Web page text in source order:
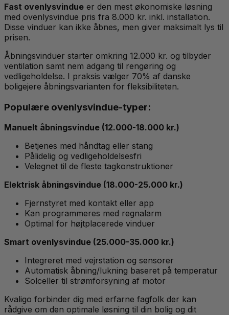
Fast ovenlysvindue er den mest økonomiske løsning
med ovenlysvindue pris fra 8.000 kr. inkl. installation.
Disse vinduer kan ikke åbnes, men giver maksimalt lys til
prisen.
Åbningsvinduer starter omkring 12.000 kr. og tilbyder
ventilation samt nem adgang til rengøring og
vedligeholdelse. I praksis vælger 70% af danske
boligejere åbningsvarianten for fleksibiliteten.
Populære ovenlysvindue-typer:
Manuelt åbningsvindue (12.000-18.000 kr.)
Betjenes med håndtag eller stang
Pålidelig og vedligeholdelsesfri
Velegnet til de fleste tagkonstruktioner
Elektrisk åbningsvindue (18.000-25.000 kr.)
Fjernstyret med kontakt eller app
Kan programmeres med regnalarm
Optimal for højtplacerede vinduer
Smart ovenlysvindue (25.000-35.000 kr.)
Integreret med vejrstation og sensorer
Automatisk åbning/lukning baseret på temperatur
Solceller til strømforsyning af motor
Kvaligo forbinder dig med erfarne fagfolk der kan
rådgive om den optimale løsning til din bolig og dit